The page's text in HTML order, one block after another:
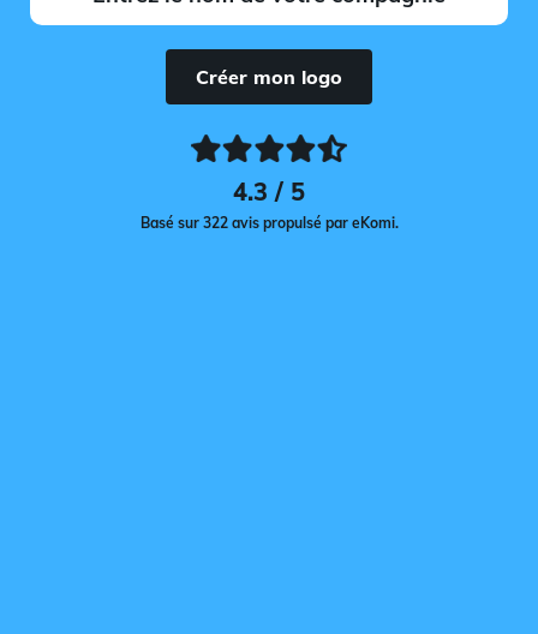
Créer mon logo
4.3 / 5
Basé sur 322 avis propulsé par eKomi.